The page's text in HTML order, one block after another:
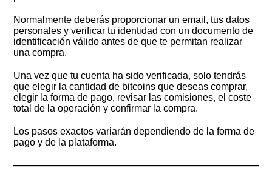
Normalmente deberás proporcionar un email, tus datos
personales y verificar tu identidad con un documento de
identificación válido antes de que te permitan realizar
una compra.
Una vez que tu cuenta ha sido verificada, solo tendrás
que elegir la cantidad de bitcoins que deseas comprar,
elegir la forma de pago, revisar las comisiones, el coste
total de la operación y confirmar la compra.
Los pasos exactos variarán dependiendo de la forma de
pago y de la plataforma.